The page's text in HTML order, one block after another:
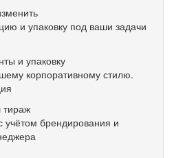
и упаковку под ваши задачи
и упаковку
корпоративному стилю.
тираж
учётом брендирования и